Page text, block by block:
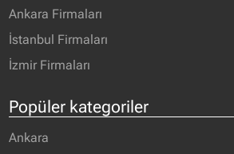
Ankara Firmaları
İstanbul Firmaları
İzmir Firmaları
Popüler kategoriler
Ankara